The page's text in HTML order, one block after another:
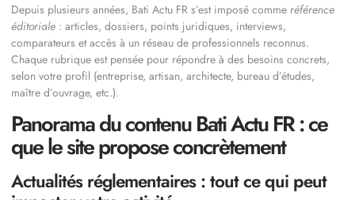
Depuis plusieurs années, Bati Actu FR s’est imposé comme référence
éditoriale : articles, dossiers, points juridiques, interviews,
comparateurs et accès à un réseau de professionnels reconnus.
Chaque rubrique est pensée pour répondre à des besoins concrets,
selon votre profil (entreprise, artisan, architecte, bureau d’études,
maître d’ouvrage, etc.).
Panorama du contenu Bati Actu FR : ce
que le site propose concrètement
Actualités réglementaires : tout ce qui peut